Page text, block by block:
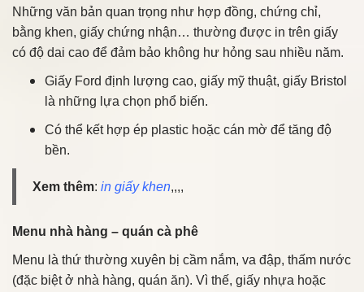
Những văn bản quan trọng như hợp đồng, chứng chỉ,
bằng khen, giấy chứng nhận… thường được in trên giấy
có độ dai cao để đảm bảo không hư hỏng sau nhiều năm.
Giấy Ford định lượng cao, giấy mỹ thuật, giấy Bristol
là những lựa chọn phổ biến.
Có thể kết hợp ép plastic hoặc cán mờ để tăng độ
bền.
Xem thêm: in giấy khen,,,,
Menu nhà hàng – quán cà phê
Menu là thứ thường xuyên bị cầm nắm, va đập, thấm nước
(đặc biệt ở nhà hàng, quán ăn). Vì thế, giấy nhựa hoặc